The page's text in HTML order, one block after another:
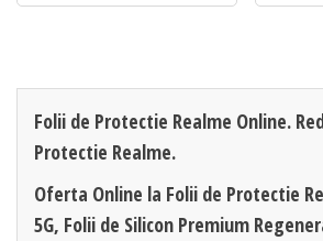
Folii de Protectie Realme Online.
Protectie Realme.
Oferta Online la Folii de Protectie
5G, Folii de Silicon Premium